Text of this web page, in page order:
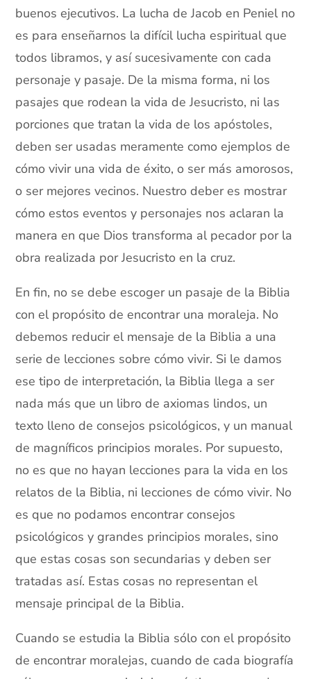
buenos ejecutivos. La lucha de Jacob en Peniel no
es para enseñarnos la difícil lucha espiritual que
todos libramos, y así sucesivamente con cada
personaje y pasaje. De la misma forma, ni los
pasajes que rodean la vida de Jesucristo, ni las
porciones que tratan la vida de los apóstoles,
deben ser usadas meramente como ejemplos de
cómo vivir una vida de éxito, o ser más amorosos,
o ser mejores vecinos. Nuestro deber es mostrar
cómo estos eventos y personajes nos aclaran la
manera en que Dios transforma al pecador por la
obra realizada por Jesucristo en la cruz.
En fin, no se debe escoger un pasaje de la Biblia
con el propósito de encontrar una moraleja. No
debemos reducir el mensaje de la Biblia a una
serie de lecciones sobre cómo vivir. Si le damos
ese tipo de interpretación, la Biblia llega a ser
nada más que un libro de axiomas lindos, un
texto lleno de consejos psicológicos, y un manual
de magníficos principios morales. Por supuesto,
no es que no hayan lecciones para la vida en los
relatos de la Biblia, ni lecciones de cómo vivir. No
es que no podamos encontrar consejos
psicológicos y grandes principios morales, sino
que estas cosas son secundarias y deben ser
tratadas así. Estas cosas no representan el
mensaje principal de la Biblia.
Cuando se estudia la Biblia sólo con el propósito
de encontrar moralejas, cuando de cada biografía